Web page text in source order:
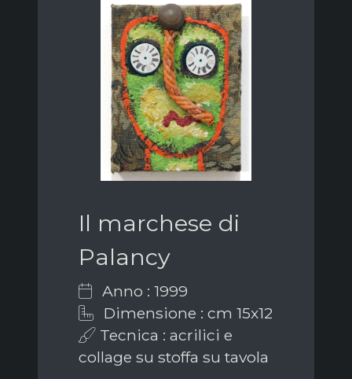
Il marchese di
Palancy
Anno : 1999
Dimensione : cm 15x12
Tecnica : acrilici e
collage su stoffa su tavola